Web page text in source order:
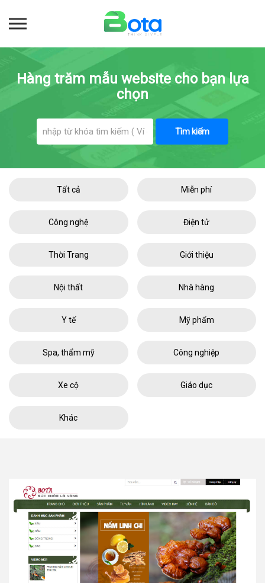
Hàng trăm mẫu website cho bạn lựa
chọn
Tìm kiếm
Tất cả Miễn phí
Công nghệ Điện tử
Thời Trang Giới thiệu
Nội thất Nhà hàng
Y tế Mỹ phẩm
Spa, thẩm mỹ Công nghiệp
Xe cộ Giáo dục
Khác